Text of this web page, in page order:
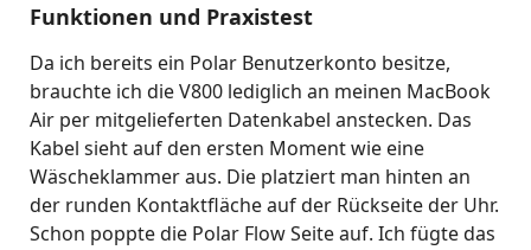
Funktionen und Praxistest
Da ich bereits ein Polar Benutzerkonto besitze,
brauchte ich die V800 lediglich an meinen MacBook
Air per mitgelieferten Datenkabel anstecken. Das
Kabel sieht auf den ersten Moment wie eine
Wäscheklammer aus. Die platziert man hinten an
der runden Kontaktfläche auf der Rückseite der Uhr.
Schon poppte die Polar Flow Seite auf. Ich fügte das